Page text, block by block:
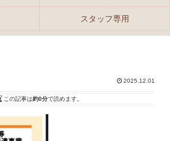
スタッフ専用
2025.12.01
この記事は約0分で読めます。